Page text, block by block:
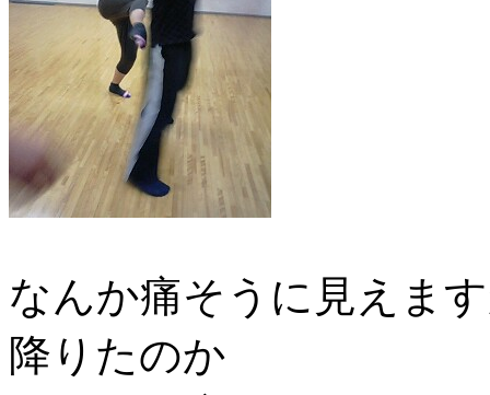
なんか痛そうに見えま
降りたのか